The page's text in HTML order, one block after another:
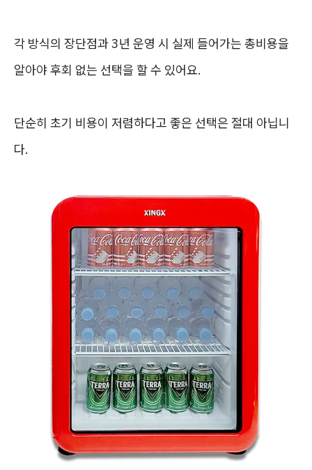
각 방식의 장단점과 3년 운영 시 실제 들어가는 총비용을
알아야 후회 없는 선택을 할 수 있어요.
단순히 초기 비용이 저렴하다고 좋은 선택은 절대 아닙니
다.